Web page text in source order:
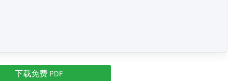
下载免费 PDF